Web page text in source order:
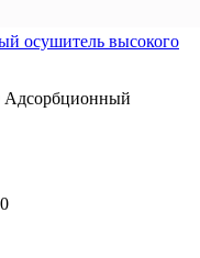
Адсорбционный